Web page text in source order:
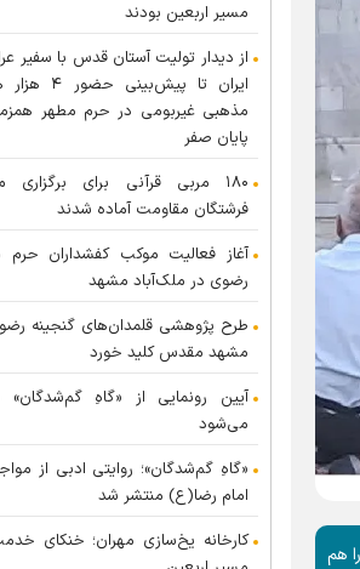
هم
مسیر اربعین بودند
از دیدار تولیت آستان قدس با سفیر
ایران تا
مذهبی غیربومی در حرم مطهر
پایان صفر
۱۸۰ مربی قرآنی برای برگزاری
فرشتگان مقاومت آماده شدند
آغاز فعالیت موکب کفشداران حرم
رضوی در ملک‌آباد مشهد
طرح پژوهشی قلمدان‌های گنجینه
مشهد مقدس کلید خورد
آیین رونمایی از «گاهِ گم‌شدگان»
می‌شود
«گاهِ گم‌شدگان»؛ روایتی ادبی از
امام رضا(ع) منتشر شد
کارخانه یخ‌سازی مهران؛ خنکای